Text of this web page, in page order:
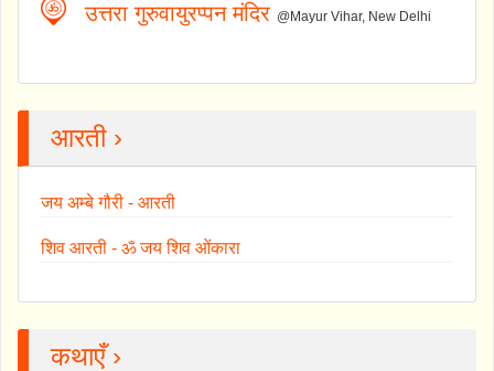
उत्तरा गुरुवायुरप्पन मंदिर @Mayur Vihar, New Delhi
आरती ›
जय अम्बे गौरी - आरती
शिव आरती - ॐ जय शिव ओंकारा
कथाएँ ›